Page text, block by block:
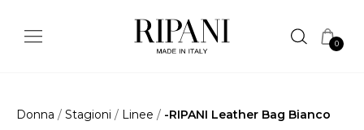
0
Donna / Stagioni / Linee / -RIPANI Leather Bag Bianco